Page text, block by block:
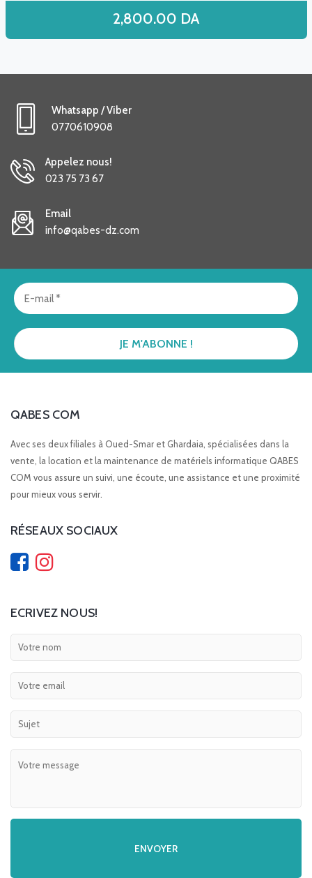
2,800.00 DA
Whatsapp / Viber
0770610908
Appelez nous!
023 75 73 67
Email
info@qabes-dz.com
QABES COM
Avec ses deux filiales à Oued-Smar et Ghardaia, spécialisées dans la
vente, la location et la maintenance de matériels informatique QABES
COM vous assure un suivi, une écoute, une assistance et une proximité
pour mieux vous servir.
RÉSEAUX SOCIAUX
ECRIVEZ NOUS!